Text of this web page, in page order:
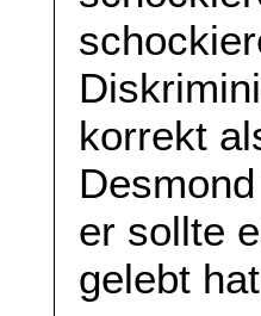
korrekt
er sollte
gelebt